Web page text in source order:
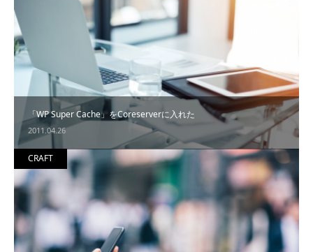
「WP Super Cache」をCoreserverに入れた
2011.04.26
CRAFT